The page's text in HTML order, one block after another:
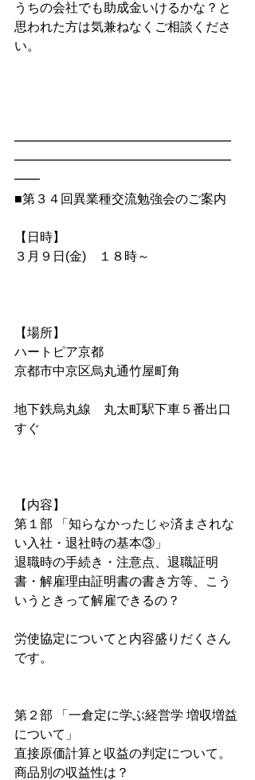
うちの会社でも助成金いけるかな？と
思われた方は気兼ねなくご相談くださ
い。
━━━━━━━━━━━━━━━━━
━━━━━━━━━━━━━━━━━
━━
■第３４回異業種交流勉強会のご案内
【日時】
３月９日(金)　１８時～
【場所】
ハートピア京都
京都市中京区烏丸通竹屋町角
地下鉄烏丸線　丸太町駅下車５番出口
すぐ
【内容】
第１部 「知らなかったじゃ済まされな
い入社・退社時の基本③」
退職時の手続き・注意点、退職証明
書・解雇理由証明書の書き方等、こう
いうときって解雇できるの？
労使協定についてと内容盛りだくさん
です。
第２部 「一倉定に学ぶ経営学 増収増益
について」
直接原価計算と収益の判定について。
商品別の収益性は？